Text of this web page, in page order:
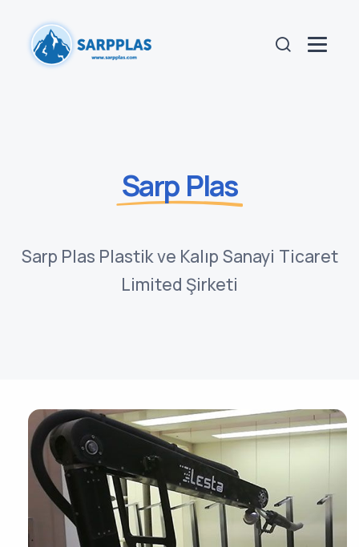
Sarp Plas
Sarp Plas Plastik ve Kalıp Sanayi Ticaret
Limited Şirketi